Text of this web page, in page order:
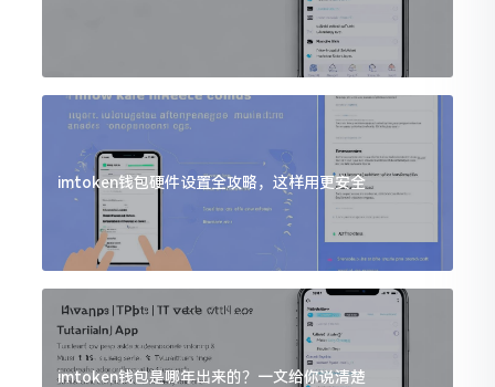
imtoken钱包硬件设置全攻略，这样用更安全
imtoken钱包是哪年出来的？一文给你说清楚